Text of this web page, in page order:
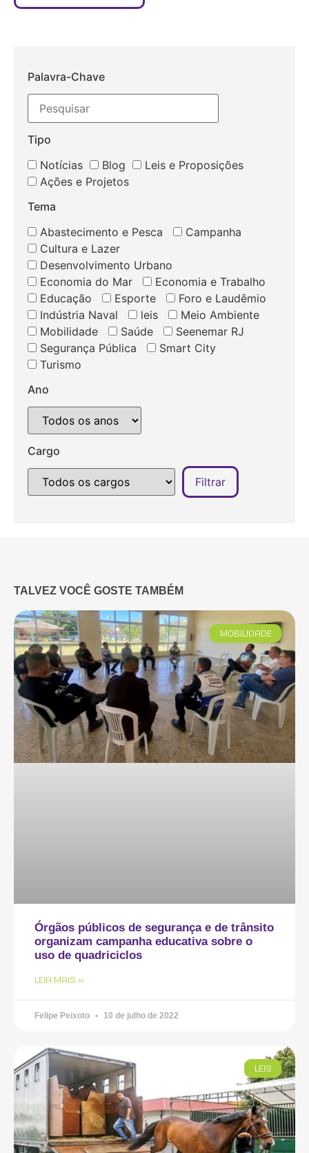
Palavra-Chave
Tipo
Notícias
Blog
Leis e Proposições
Ações e Projetos
Tema
Abastecimento e Pesca
Campanha
Cultura e Lazer
Desenvolvimento Urbano
Economia do Mar
Economia e Trabalho
Educação
Esporte
Foro e Laudêmio
Indústria Naval
leis
Meio Ambiente
Mobilidade
Saúde
Seenemar RJ
Segurança Pública
Smart City
Turismo
Ano
Cargo
TALVEZ VOCÊ GOSTE TAMBÉM
MOBILIDADE
Órgãos públicos de segurança e de trânsito
organizam campanha educativa sobre o
uso de quadriciclos
LEIA MAIS »
Felipe Peixoto 10 de julho de 2022
LEIS